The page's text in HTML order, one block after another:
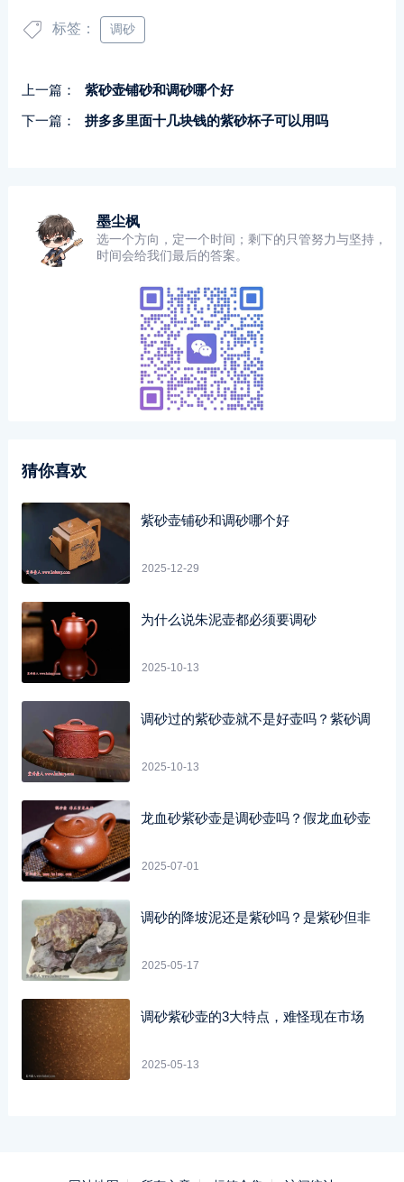
标签： 调砂
上一篇：
紫砂壶铺砂和调砂哪个好
下一篇：
拼多多里面十几块钱的紫砂杯子可以用吗
墨尘枫
选一个方向，定一个时间；剩下的只管努力与坚持，
时间会给我们最后的答案。
猜你喜欢
紫砂壶铺砂和调砂哪个好
2025-12-29
为什么说朱泥壶都必须要调砂
2025-10-13
调砂过的紫砂壶就不是好壶吗？紫砂调
2025-10-13
龙血砂紫砂壶是调砂壶吗？假龙血砂壶
2025-07-01
调砂的降坡泥还是紫砂吗？是紫砂但非
2025-05-17
调砂紫砂壶的3大特点，难怪现在市场
2025-05-13